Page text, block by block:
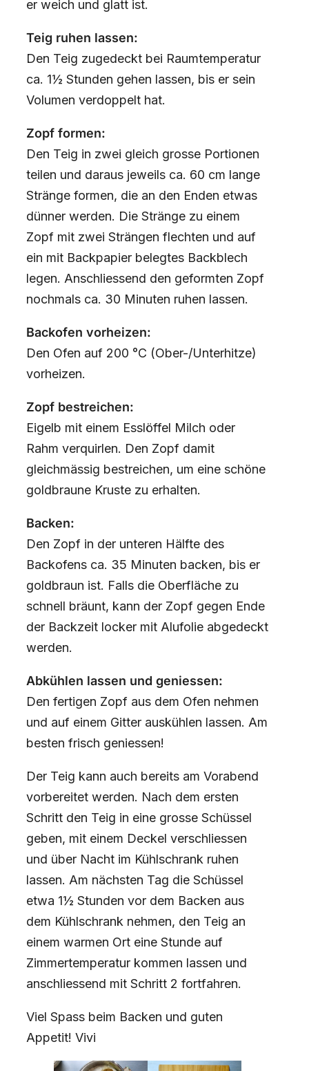
er weich und glatt ist.
Teig ruhen lassen:
Den Teig zugedeckt bei Raumtemperatur
ca. 1½ Stunden gehen lassen, bis er sein
Volumen verdoppelt hat.
Zopf formen:
Den Teig in zwei gleich grosse Portionen
teilen und daraus jeweils ca. 60 cm lange
Stränge formen, die an den Enden etwas
dünner werden. Die Stränge zu einem
Zopf mit zwei Strängen flechten und auf
ein mit Backpapier belegtes Backblech
legen. Anschliessend den geformten Zopf
nochmals ca. 30 Minuten ruhen lassen.
Backofen vorheizen:
Den Ofen auf 200 °C (Ober-/Unterhitze)
vorheizen.
Zopf bestreichen:
Eigelb mit einem Esslöffel Milch oder
Rahm verquirlen. Den Zopf damit
gleichmässig bestreichen, um eine schöne
goldbraune Kruste zu erhalten.
Backen:
Den Zopf in der unteren Hälfte des
Backofens ca. 35 Minuten backen, bis er
goldbraun ist. Falls die Oberfläche zu
schnell bräunt, kann der Zopf gegen Ende
der Backzeit locker mit Alufolie abgedeckt
werden.
Abkühlen lassen und geniessen:
Den fertigen Zopf aus dem Ofen nehmen
und auf einem Gitter auskühlen lassen. Am
besten frisch geniessen!
Der Teig kann auch bereits am Vorabend
vorbereitet werden. Nach dem ersten
Schritt den Teig in eine grosse Schüssel
geben, mit einem Deckel verschliessen
und über Nacht im Kühlschrank ruhen
lassen. Am nächsten Tag die Schüssel
etwa 1½ Stunden vor dem Backen aus
dem Kühlschrank nehmen, den Teig an
einem warmen Ort eine Stunde auf
Zimmertemperatur kommen lassen und
anschliessend mit Schritt 2 fortfahren.
Viel Spass beim Backen und guten
Appetit! Vivi